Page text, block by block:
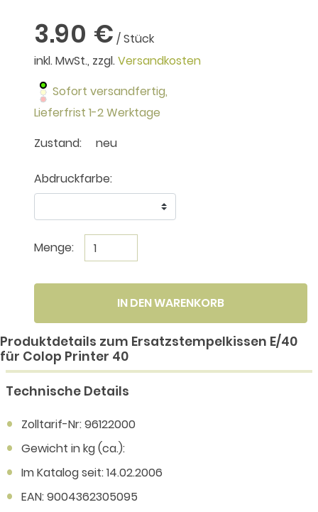
3.90 € / Stück
inkl. MwSt., zzgl.Versandkosten
Sofort versandfertig,
Lieferfrist 1-2 Werktage
Zustand:
neu
Abdruckfarbe:
Menge:
IN DEN WARENKORB
Produktdetails zum Ersatzstempelkissen E/40
für Colop Printer 40
Technische Details
Zolltarif-Nr: 96122000
Gewicht in kg (ca.):
Im Katalog seit: 14.02.2006
EAN: 9004362305095